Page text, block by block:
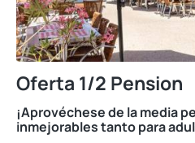
Oferta 1/2 Pension
¡Aprovéchese de la media
inmejorables tanto para